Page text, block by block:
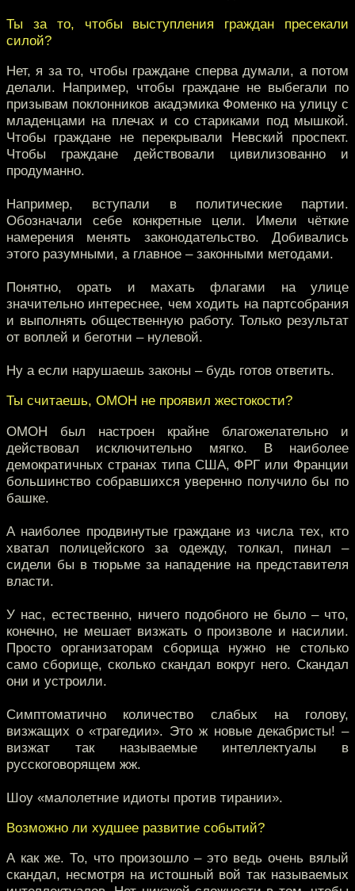
Ты за то, чтобы выступления граждан пресекали
силой?
Нет, я за то, чтобы граждане сперва думали, а потом
делали. Например, чтобы граждане не выбегали по
призывам поклонников акадэмика Фоменко на улицу с
младенцами на плечах и со стариками под мышкой.
Чтобы граждане не перекрывали Невский проспект.
Чтобы граждане действовали цивилизованно и
продуманно.
Например, вступали в политические партии.
Обозначали себе конкретные цели. Имели чёткие
намерения менять законодательство. Добивались
этого разумными, а главное – законными методами.
Понятно, орать и махать флагами на улице
значительно интереснее, чем ходить на партсобрания
и выполнять общественную работу. Только результат
от воплей и беготни – нулевой.
Ну а если нарушаешь законы – будь готов ответить.
Ты считаешь, ОМОН не проявил жестокости?
ОМОН был настроен крайне благожелательно и
действовал исключительно мягко. В наиболее
демократичных странах типа США, ФРГ или Франции
большинство собравшихся уверенно получило бы по
башке.
А наиболее продвинутые граждане из числа тех, кто
хватал полицейского за одежду, толкал, пинал –
сидели бы в тюрьме за нападение на представителя
власти.
У нас, естественно, ничего подобного не было – что,
конечно, не мешает визжать о произволе и насилии.
Просто организаторам сборища нужно не столько
само сборище, сколько скандал вокруг него. Скандал
они и устроили.
Симптоматично количество слабых на голову,
визжащих о «трагедии». Это ж новые декабристы! –
визжат так называемые интеллектуалы в
русскоговорящем жж.
Шоу «малолетние идиоты против тирании».
Возможно ли худшее развитие событий?
А как же. То, что произошло – это ведь очень вялый
скандал, несмотря на истошный вой так называемых